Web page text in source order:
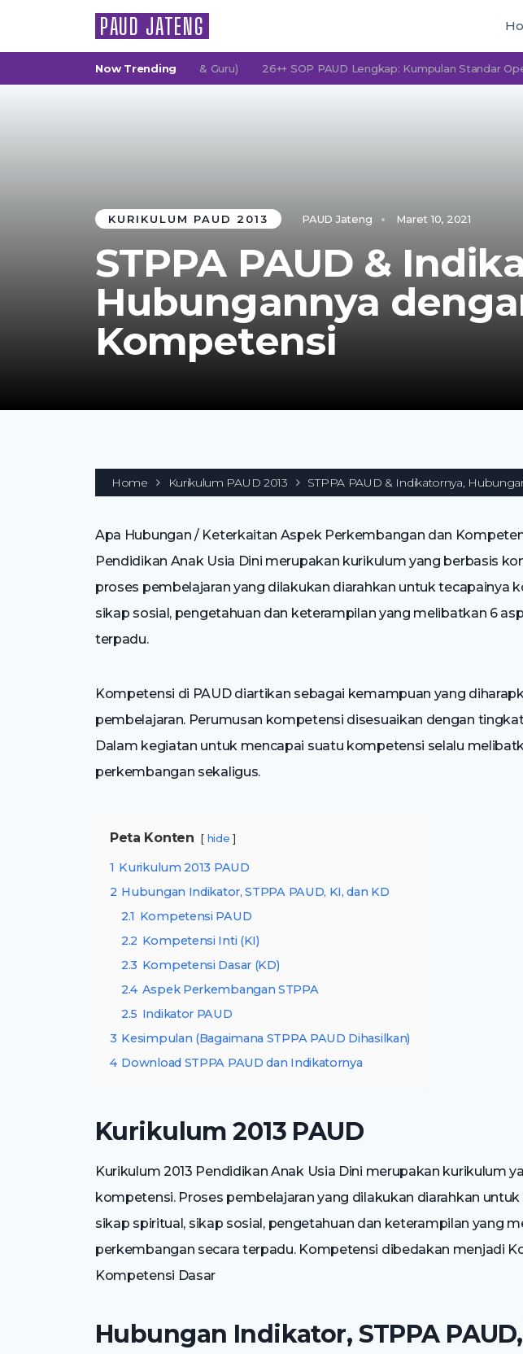
PAUD JATENG
Now Trending
(Persatuan Orang Tua Murid & Guru) 26++ SOP PAUD Lengkap: Kumpulan Standar
KURIKULUM PAUD 2013 PAUD Jateng Maret 10, 2021
STPPA PAUD &
Hubungannya
Kompetensi
Home Kurikulum PAUD 2013 STPPA PAUD & Indikatornya,
Apa Hubungan / Keterkaitan Aspek Perkembangan dan
Pendidikan Anak Usia Dini merupakan kurikulum yang berbasis
proses pembelajaran yang dilakukan diarahkan untuk tecapainya
sikap sosial, pengetahuan dan keterampilan yang melibatkan 6
terpadu.
Kompetensi di PAUD diartikan sebagai kemampuan yang
pembelajaran. Perumusan kompetensi disesuaikan dengan
Dalam kegiatan untuk mencapai suatu kompetensi selalu
perkembangan sekaligus.
Peta Konten hide
1 Kurikulum 2013 PAUD
2 Hubungan Indikator, STPPA PAUD, KI, dan KD
2.1 Kompetensi PAUD
2.2 Kompetensi Inti (KI)
2.3 Kompetensi Dasar (KD)
2.4 Aspek Perkembangan STPPA
2.5 Indikator PAUD
3 Kesimpulan (Bagaimana STPPA PAUD Dihasilkan)
4 Download STPPA PAUD dan Indikatornya
Kurikulum 2013 PAUD
Kurikulum 2013 Pendidikan Anak Usia Dini merupakan kurikulum
kompetensi. Proses pembelajaran yang dilakukan diarahkan
sikap spiritual, sikap sosial, pengetahuan dan keterampilan yang
perkembangan secara terpadu. Kompetensi dibedakan menjadi
Kompetensi Dasar
Hubungan Indikator, STPPA